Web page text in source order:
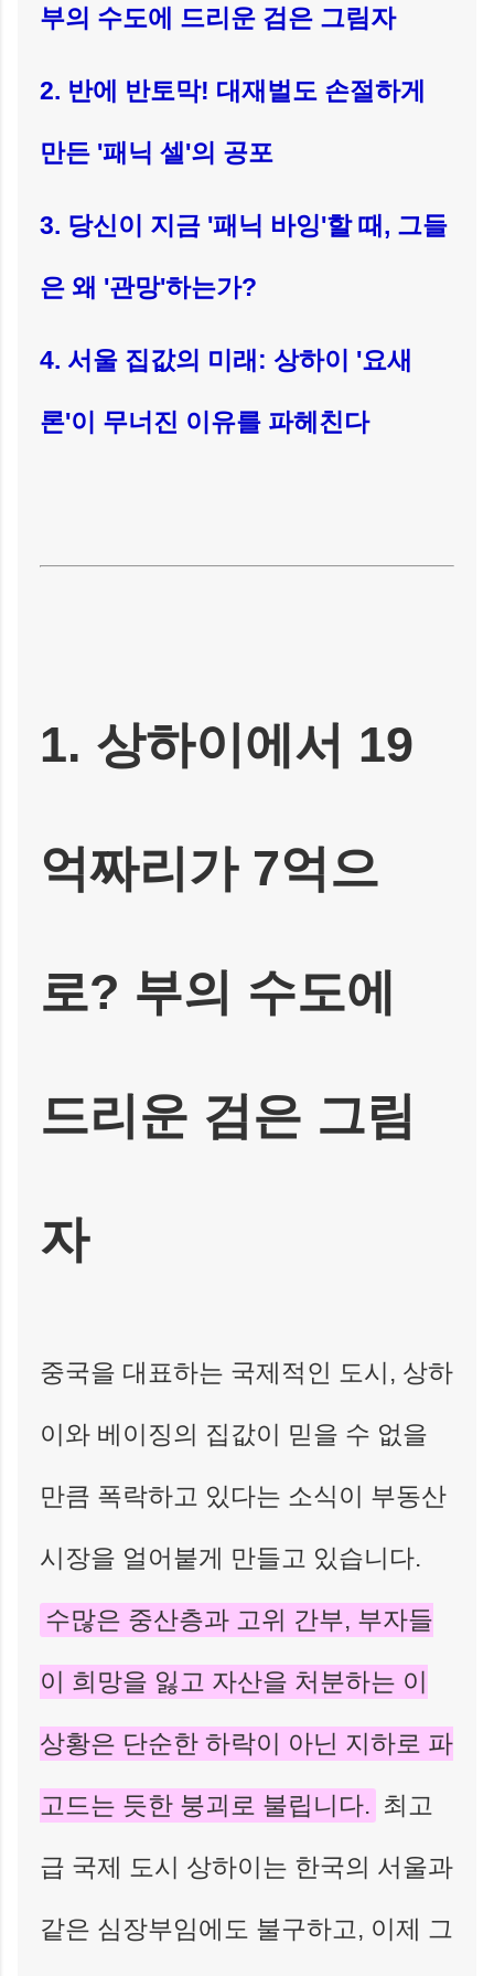
부의 수도에 드리운 검은 그림자
2. 반에 반토막! 대재벌도 손절하게
만든 '패닉 셀'의 공포
3. 당신이 지금 '패닉 바잉'할 때, 그들
은 왜 '관망'하는가?
4. 서울 집값의 미래: 상하이 '요새
론'이 무너진 이유를 파헤친다
1. 상하이에서 19
억짜리가 7억으
로? 부의 수도에
드리운 검은 그림
자
중국을 대표하는 국제적인 도시, 상하
이와 베이징의 집값이 믿을 수 없을
만큼 폭락하고 있다는 소식이 부동산
시장을 얼어붙게 만들고 있습니다.
수많은 중산층과 고위 간부, 부자들
이 희망을 잃고 자산을 처분하는 이
상황은 단순한 하락이 아닌 지하로 파
고드는 듯한 붕괴로 불립니다. 최고
급 국제 도시 상하이는 한국의 서울과
같은 심장부임에도 불구하고, 이제 그